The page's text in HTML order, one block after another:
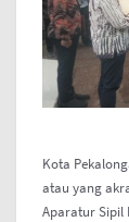
Kota
atau yang
Aparatur Sipil